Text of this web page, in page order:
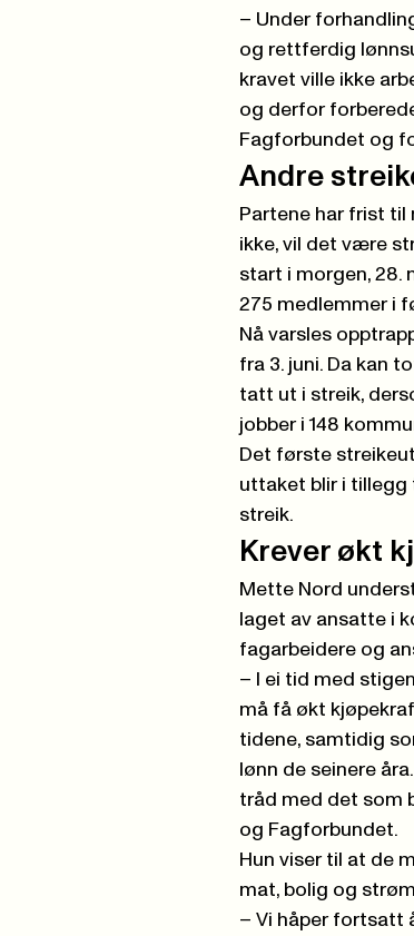
– Under
og rettferdig
kravet ville ikke
og derfor
Fagforbundet og
Andre
Partene har frist
ikke, vil det være
start i morgen, 28.
275 medlemmer i
Nå varsles
fra 3. juni. Da kan
tatt ut i streik,
jobber i 148
Det første
uttaket blir i tillegg
streik.
Krever økt
Mette Nord
laget av ansatte i
fagarbeidere og
– I ei tid med
må få økt
tidene, samtidig
lønn de seinere
tråd med det som
og Fagforbundet.
Hun viser til at de
mat, bolig og
– Vi håper fortsatt